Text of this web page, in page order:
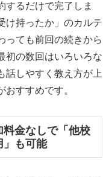
するだけで完了しま
け持ったか」のカルテ
っても前回の続きから
初の数回はいろいろな
話しやすく教え方が上
すすめです。
金なしで「他校
」も可能